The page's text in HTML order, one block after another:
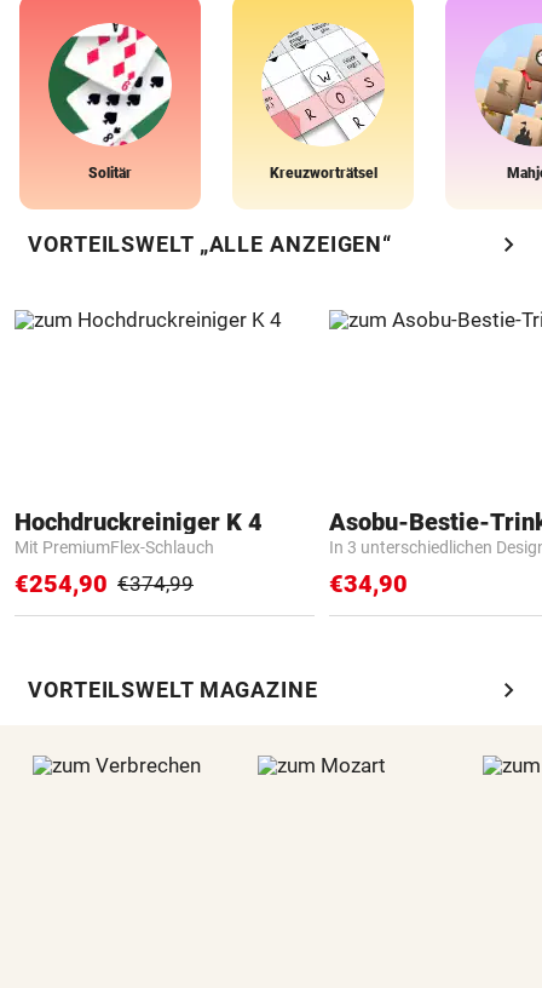
Solitär Kreuzworträtsel
VORTEILSWELT „ALLE ANZEIGEN“ chevron_right
Hochdruckreiniger K 4
Mit PremiumFlex-Schlauch
€254,90 €374,99
Asobu-Bestie-
In 3 unterschiedlichen
€34,90
VORTEILSWELT MAGAZINE chevron_right